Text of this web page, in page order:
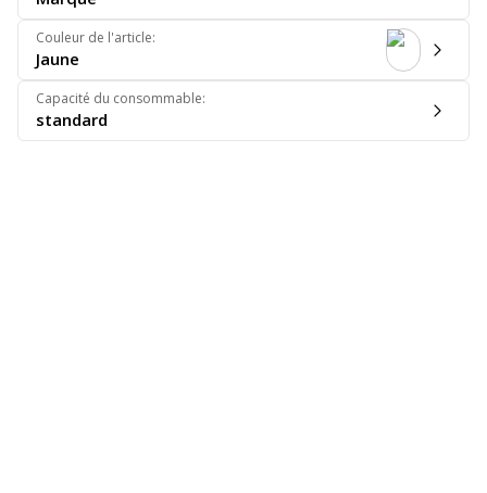
Couleur de l'article:
Jaune
Capacité du consommable:
standard